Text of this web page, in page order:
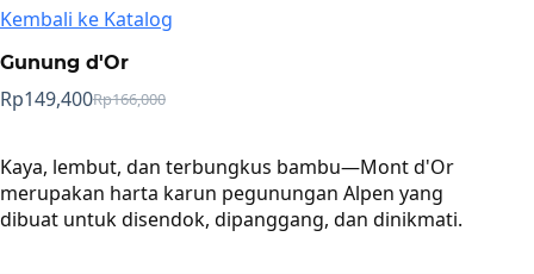
Kembali ke Katalog
Gunung d'Or
Rp166,000
Harga
adalah:
Rp166,000.
Rp149,400Harga
ini
adalah:
Rp149,400.
Kaya, lembut, dan terbungkus bambu—Mont d'Or
merupakan harta karun pegunungan Alpen yang
dibuat untuk disendok, dipanggang, dan dinikmati.